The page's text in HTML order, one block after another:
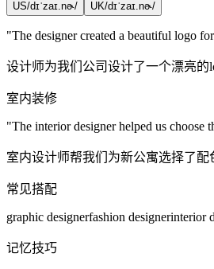
US/dɪˈzaɪ.nɚ/ UK/dɪˈzaɪ.nɚ/
"The designercreated a beautiful logo
设计师为我们公司设计了一个漂亮的
室内装修
"The interiordesignerhelped us choose
室内设计师帮我们为新公寓选择了配
常见搭配
graphic designerfashion designerinterior
记忆技巧